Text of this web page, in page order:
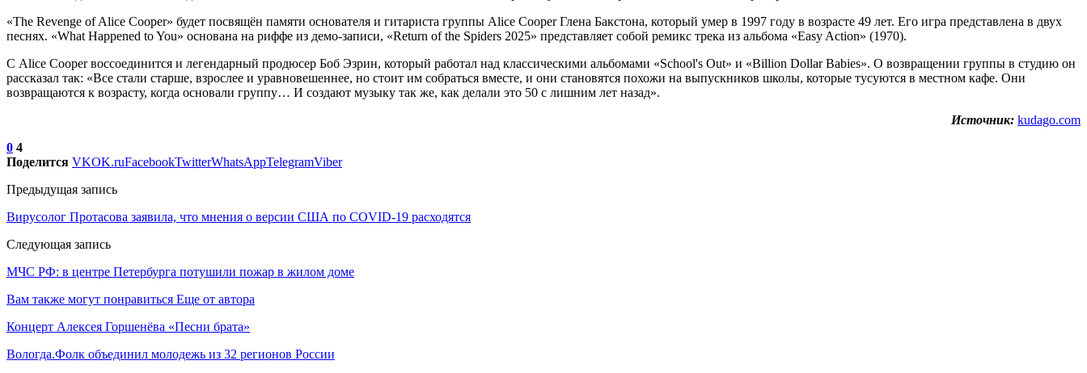
«The Revenge of Alice Cooper» будет посвящён памяти основателя и гитариста группы Alice Cooper Глена Бакстона, который умер в 1997 году в возрасте 49 лет. Его игра представлена ​​в двух
песнях. «What Happened to You» основана на риффе из демо-записи, «Return of the Spiders 2025» представляет собой ремикс трека из альбома «Easy Action» (1970).
С Alice Cooper воссоединится и легендарный продюсер Боб Эзрин, который работал над классическими альбомами «School's Out» и «Billion Dollar Babies». О возвращении группы в студию он
рассказал так: «Все стали старше, взрослее и уравновешеннее, но стоит им собраться вместе, и они становятся похожи на выпускников школы, которые тусуются в местном кафе. Они
возвращаются к возрасту, когда основали группу… И создают музыку так же, как делали это 50 с лишним лет назад».
Источник: kudago.com
0 4
Поделится VKOK.ruFacebookTwitterWhatsAppTelegramViber
Предыдущая запись
Вирусолог Протасова заявила, что мнения о версии США по COVID-19 расходятся
Следующая запись
МЧС РФ: в центре Петербурга потушили пожар в жилом доме
Вам также могут понравиться Еще от автора
Концерт Алексея Горшенёва «Песни брата»
Вологда.Фолк объединил молодежь из 32 регионов России